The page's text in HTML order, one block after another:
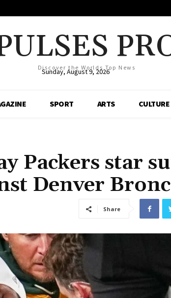
Discover the Worlds Top News
Sunday, August 9, 2026
SPORT ARTS CULTURE
Packers star
Denver
Share